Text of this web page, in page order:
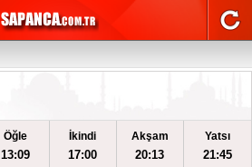
Öğle
13:09
İkindi
17:00
Akşam
20:13
Yatsı
21:45